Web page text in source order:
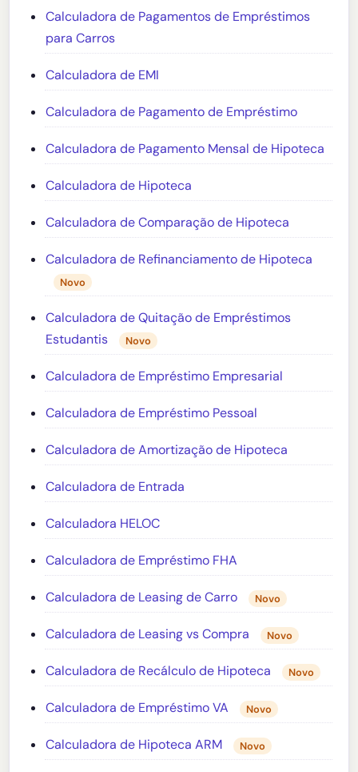
Calculadora de Pagamentos de Empréstimos
para Carros
Calculadora de EMI
Calculadora de Pagamento de Empréstimo
Calculadora de Pagamento Mensal de Hipoteca
Calculadora de Hipoteca
Calculadora de Comparação de Hipoteca
Calculadora de Refinanciamento de Hipoteca
Novo
Calculadora de Quitação de Empréstimos
Estudantis
Novo
Calculadora de Empréstimo Empresarial
Calculadora de Empréstimo Pessoal
Calculadora de Amortização de Hipoteca
Calculadora de Entrada
Calculadora HELOC
Calculadora de Empréstimo FHA
Calculadora de Leasing de Carro Novo
Calculadora de Leasing vs Compra Novo
Calculadora de Recálculo de Hipoteca Novo
Calculadora de Empréstimo VA Novo
Calculadora de Hipoteca ARM Novo